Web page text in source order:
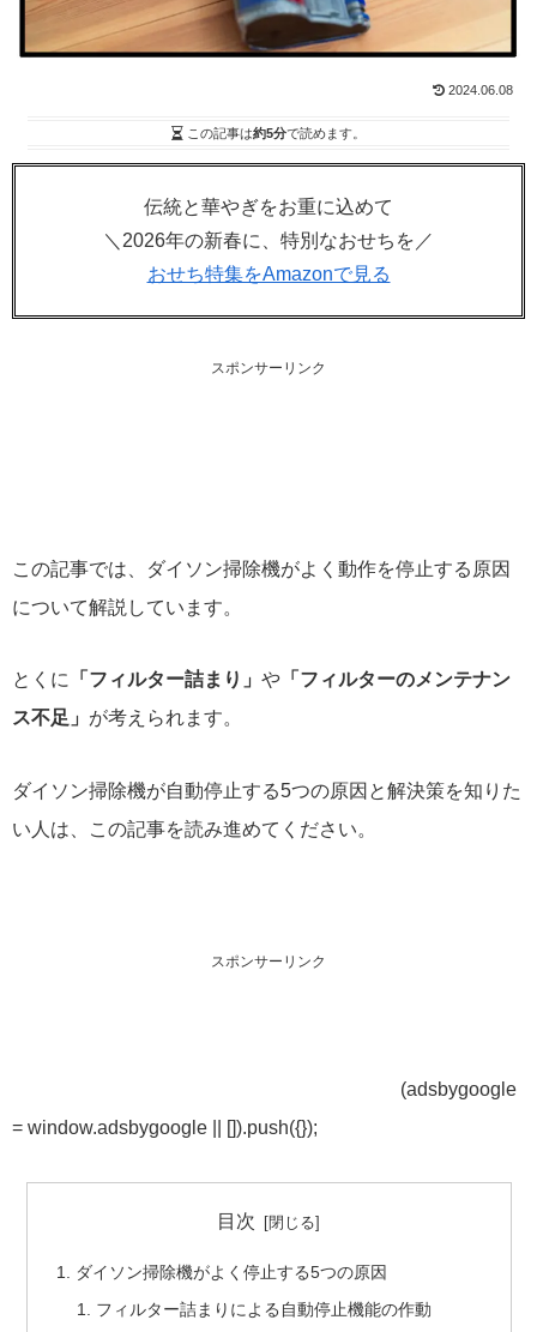
2024.06.08
この記事は約5分で読めます。
伝統と華やぎをお重に込めて
＼2026年の新春に、特別なおせちを／
おせち特集をAmazonで見る
スポンサーリンク
この記事では、ダイソン掃除機がよく動作を停止する原因
について解説しています。
とくに 「フィルター詰まり」 や 「フィルターのメンテナン
ス不足」 が考えられます。
ダイソン掃除機が自動停止する5つの原因と解決策を知りた
い人は、この記事を読み進めてください。
スポンサーリンク
(adsbygoogle
= window.adsbygoogle || []).push({});
目次
ダイソン掃除機がよく停止する5つの原因
フィルター詰まりによる自動停止機能の作動